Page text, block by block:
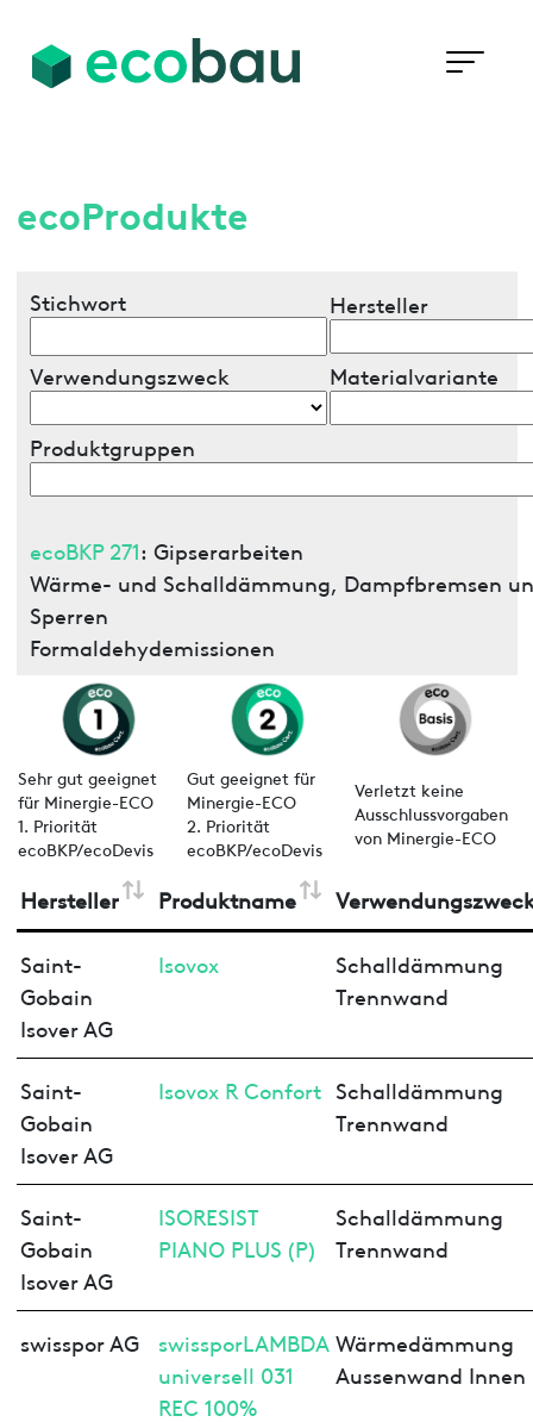
ecoProdukte
Stichwort Hersteller
Verwendungszweck Materialvariante
Produktgruppen
ecoBKP 271: Gipserarbeiten
Wärme- und Schalldämmung, Dampfbremsen
Sperren
Formaldehydemissionen
Sehr gut geeignet
für Minergie-ECO
1. Priorität
ecoBKP/ecoDevis
Gut geeignet für
Minergie-ECO
2. Priorität
ecoBKP/ecoDevis
Verletzt keine
Ausschlussvorgaben
von Minergie-ECO
Hersteller Produktname
Saint-
Gobain
Isover AG
Isovox
Schalldämmung
Trennwand
Saint-
Gobain
Isover AG
Isovox R Confort Schalldämmung
Trennwand
Saint-
Gobain
Isover AG
ISORESIST
PIANO PLUS (P)
Schalldämmung
Trennwand
swisspor AG
swissporLAMBDA
universell 031
REC 100%
Wärmedämmung
Aussenwand Innen